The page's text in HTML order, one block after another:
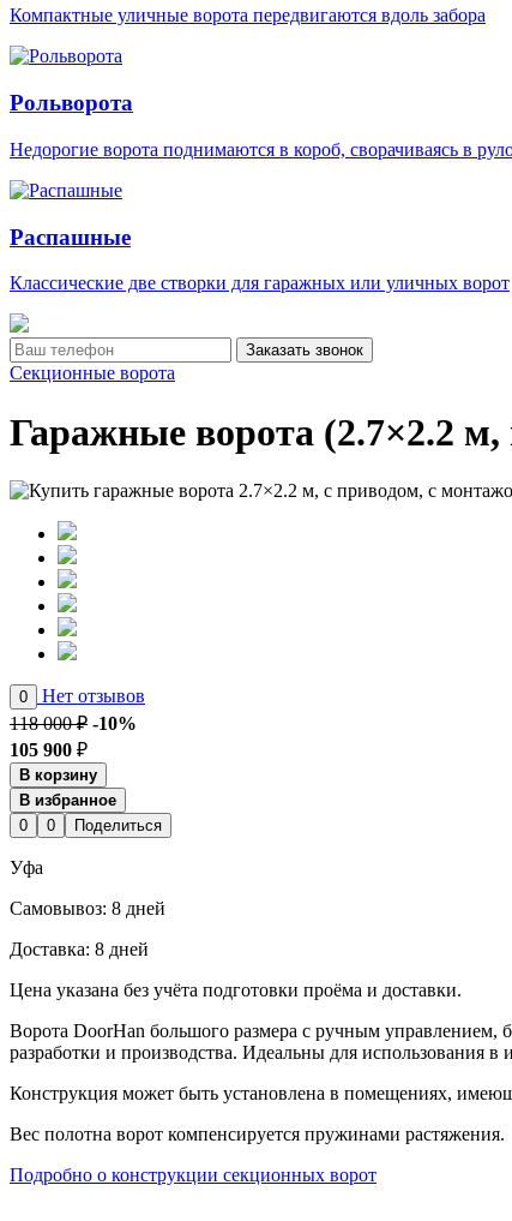
Компактные уличные ворота передвигаются вдоль забора
Рольворота
Недорогие ворота поднимаются в короб, сворачиваясь в
Распашные
Классические две створки для гаражных или уличных ворот
Заказать звонок
Секционные ворота
Гаражные ворота (2.7×2.2
0
Нет отзывов
118 000 ₽ -10%
105 900 ₽
В корзину
В избранное
0
0 Поделиться
Уфа
Cамовывоз: 8 дней
Доставка: 8 дней
Цена указана без учёта подготовки проёма и доставки.
Ворота DoorHan большого размера с ручным управлением,
разработки и производства. Идеальны для
Конструкция может быть установлена в помещениях,
Вес полотна ворот компенсируется пружинами растяжения.
Подробно о конструкции секционных ворот